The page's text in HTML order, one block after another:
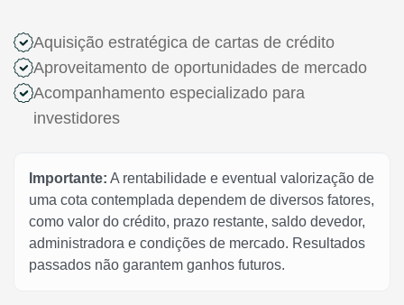
Aquisição estratégica de cartas de crédito
Aproveitamento de oportunidades de mercado
Acompanhamento especializado para
investidores
Importante: A rentabilidade e eventual valorização de
uma cota contemplada dependem de diversos fatores,
como valor do crédito, prazo restante, saldo devedor,
administradora e condições de mercado. Resultados
passados não garantem ganhos futuros.